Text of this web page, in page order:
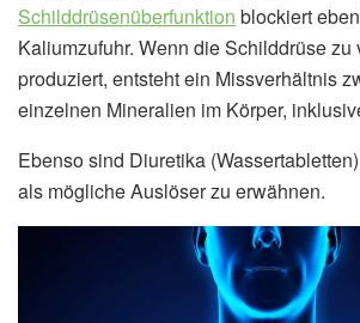
Schilddrüsenüberfunktion blockiert
Kaliumzufuhr. Wenn die Schilddrüse zu
produziert, entsteht ein Missverhältnis
einzelnen Mineralien im Körper,
Ebenso sind Diuretika
als mögliche Auslöser zu erwähnen.